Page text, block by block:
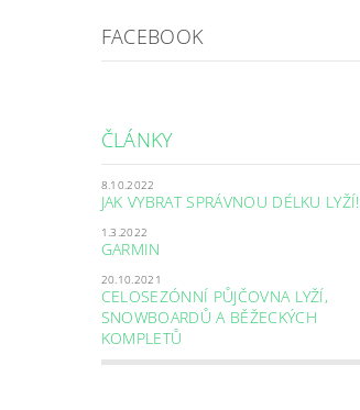
FACEBOOK
ČLÁNKY
8.10.2022
JAK VYBRAT SPRÁVNOU DÉLKU LYŽÍ!
1.3.2022
GARMIN
20.10.2021
CELOSEZÓNNÍ PŮJČOVNA LYŽÍ,
SNOWBOARDŮ A BĚŽECKÝCH
KOMPLETŮ